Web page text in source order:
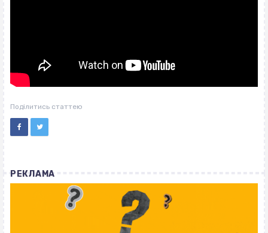
Поділитись статтею
РЕКЛАМА